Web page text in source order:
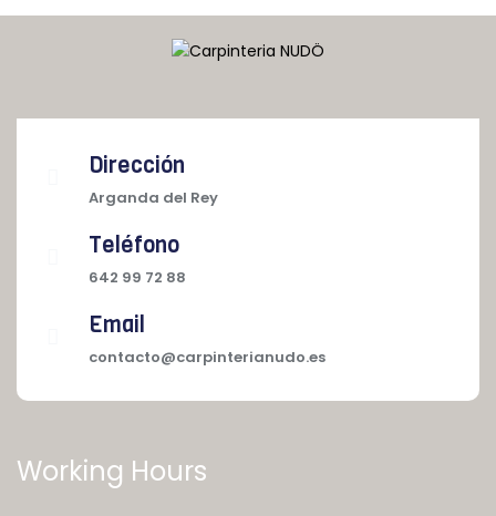
Dirección
Arganda del Rey
Teléfono
642 99 72 88
Email
contacto@carpinterianudo.es
Working Hours